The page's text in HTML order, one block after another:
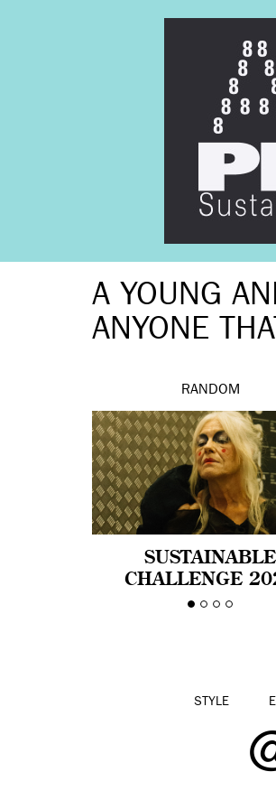
A YOUNG
ANYONE
RANDOM
SUSTAINABLE
CHALLENGE
CELEBRA LA
STYLE